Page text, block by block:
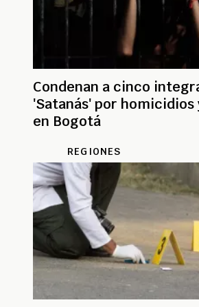
Condenan a cinco
'Satanás' por
en Bogotá
REGIONES